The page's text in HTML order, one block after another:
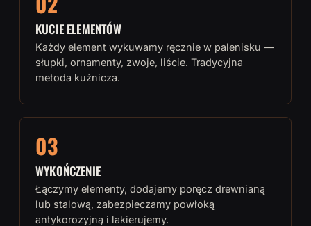
KUCIE ELEMENTÓW
Każdy element wykuwamy ręcznie w palenisku —
słupki, ornamenty, zwoje, liście. Tradycyjna
metoda kuźnicza.
03
WYKOŃCZENIE
Łączymy elementy, dodajemy poręcz drewnianą
lub stalową, zabezpieczamy powłoką
antykorozyjną i lakierujemy.